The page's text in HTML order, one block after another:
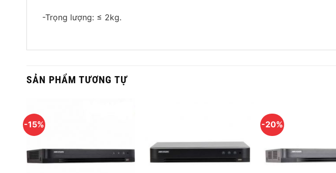
-Trọng lượng: ≤ 2kg.
SẢN PHẨM TƯƠNG TỰ
-15% -20%